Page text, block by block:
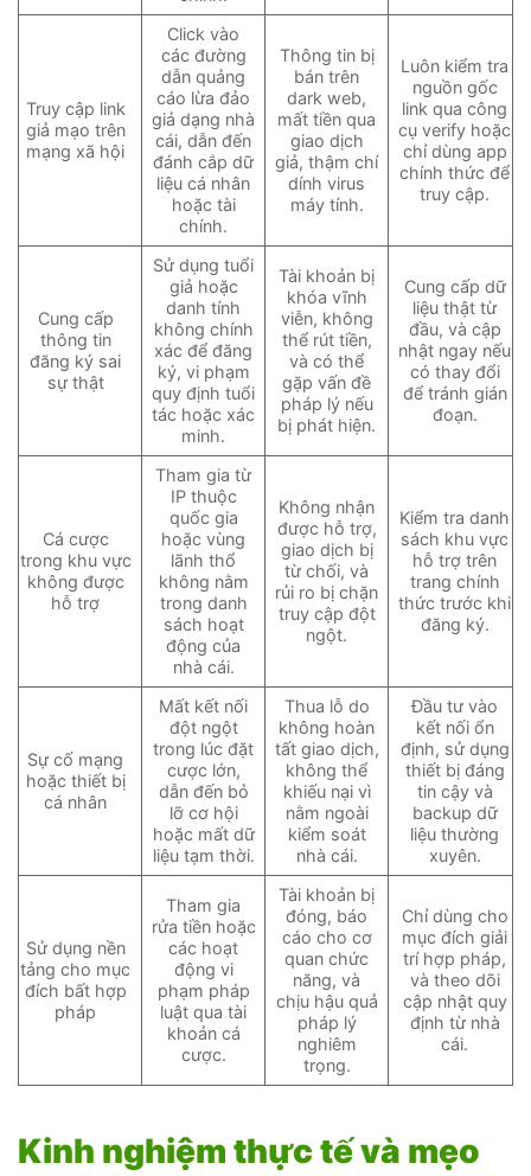
Truy cập link
giả mạo trên
mạng xã hội
Click vào
các đường
dẫn quảng
cáo lừa đảo
giả dạng nhà
cái, dẫn đến
đánh cắp dữ
liệu cá nhân
hoặc tài
chính.
Thông tin bị
bán trên
dark web,
mất tiền qua
giao dịch
giả, thậm chí
dính virus
máy tính.
Luôn kiểm tra
nguồn gốc
link qua công
cụ verify hoặc
chỉ dùng app
chính thức để
truy cập.
Cung cấp
thông tin
đăng ký sai
sự thật
Sử dụng tuổi
giả hoặc
danh tính
không chính
xác để đăng
ký, vi phạm
quy định tuổi
tác hoặc xác
minh.
Tài khoản bị
khóa vĩnh
viễn, không
thể rút tiền,
và có thể
gặp vấn đề
pháp lý nếu
bị phát hiện.
Cung cấp dữ
liệu thật từ
đầu, và cập
nhật ngay nếu
có thay đổi
để tránh gián
đoạn.
Cá cược
trong khu vực
không được
hỗ trợ
Tham gia từ
IP thuộc
quốc gia
hoặc vùng
lãnh thổ
không nằm
trong danh
sách hoạt
động của
nhà cái.
Không nhận
được hỗ trợ,
giao dịch bị
từ chối, và
rủi ro bị chặn
truy cập đột
ngột.
Kiểm tra danh
sách khu vực
hỗ trợ trên
trang chính
thức trước khi
đăng ký.
Sự cố mạng
hoặc thiết bị
cá nhân
Mất kết nối
đột ngột
trong lúc đặt
cược lớn,
dẫn đến bỏ
lỡ cơ hội
hoặc mất dữ
liệu tạm thời.
Thua lỗ do
không hoàn
tất giao dịch,
không thể
khiếu nại vì
nằm ngoài
kiểm soát
nhà cái.
Đầu tư vào
kết nối ổn
định, sử dụng
thiết bị đáng
tin cậy và
backup dữ
liệu thường
xuyên.
Sử dụng nền
tảng cho mục
đích bất hợp
pháp
Tham gia
rửa tiền hoặc
các hoạt
động vi
phạm pháp
luật qua tài
khoản cá
cược.
Tài khoản bị
đóng, báo
cáo cho cơ
quan chức
năng, và
chịu hậu quả
pháp lý
nghiêm
trọng.
Chỉ dùng cho
mục đích giải
trí hợp pháp,
và theo dõi
cập nhật quy
định từ nhà
cái.
Kinh nghiệm thực tế và mẹo